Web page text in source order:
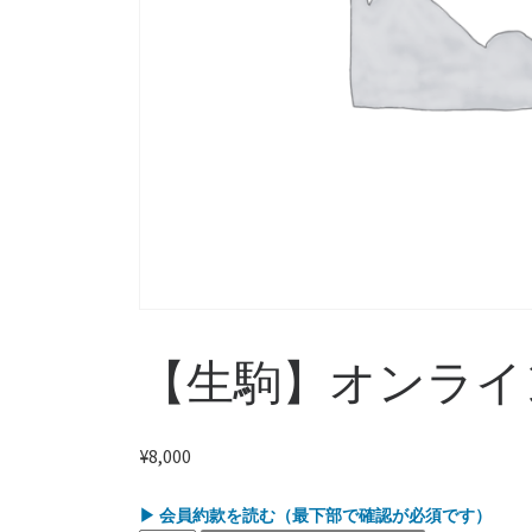
【生駒】オンラ
¥8,000
▶ 会員約款を読む（最下部で確認が必須です）